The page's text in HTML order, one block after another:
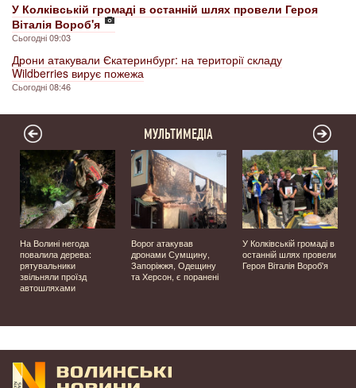
У Колківській громаді в останній шлях провели Героя
Віталія Вороб'я
Сьогодні 09:03
Дрони атакували Єкатеринбург: на території складу
Wildberries вирує пожежа
Сьогодні 08:46
МУЛЬТИМЕДІА
На Волині негода
повалила дерева:
рятувальники
звільняли проїзд
автошляхами
Ворог атакував
дронами Сумщину,
Запоріжжя, Одещину
та Херсон, є поранені
У Колківській громаді в
останній шлях провели
Героя Віталія Вороб'я